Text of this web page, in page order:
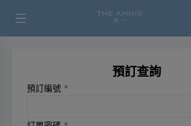
預訂查詢
預訂編號 *